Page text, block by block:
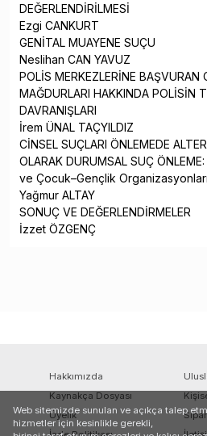
DEĞERLENDİRİLMESİ
Ezgi CANKURT
GENİTAL MUAYENE SUÇU
Neslihan CAN YAVUZ
POLİS MERKEZLERİNE BAŞVURAN
MAĞDURLARI HAKKINDA POLİSİN
DAVRANIŞLARI
İrem ÜNAL TAÇYILDIZ
CİNSEL SUÇLARI ÖNLEMEDE
OLARAK DURUMSAL SUÇ
ve Çocuk–Gençlik
Yağmur ALTAY
SONUÇ VE DEĞERLENDİRMELER
İzzet ÖZGENÇ
Hakkımızda
Kaynakça Dosyası
Üyelik
Web sitemizde sunulan ve açıkça talep
hizmetler için kesinlikle gerekli,